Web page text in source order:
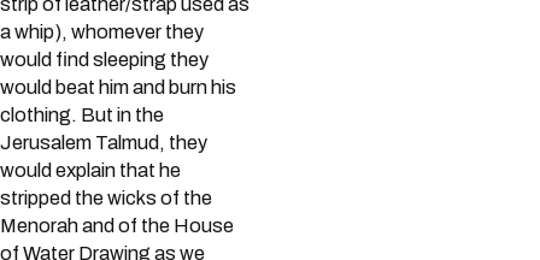
strip of leather/strap used as
a whip), whomever they
would find sleeping they
would beat him and burn his
clothing. But in the
Jerusalem Talmud, they
would explain that he
stripped the wicks of the
Menorah and of the House
of Water Drawing as we